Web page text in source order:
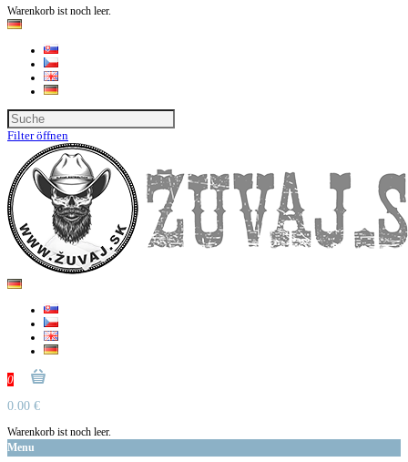
Warenkorb ist noch leer.
Filter öffnen
0
0.00 €
Warenkorb ist noch leer.
Menu